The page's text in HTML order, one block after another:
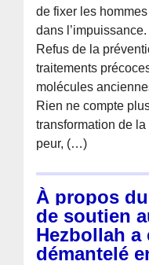
de fixer les
dans l’impuissance.
Refus de la
traitements
molécules
Rien ne compte
transformation de la
peur, (…)
À propos
de soutien
Hezbollah a
démantelé